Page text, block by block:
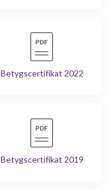
Betygscertifikat 2022
Betygscertifikat 2019